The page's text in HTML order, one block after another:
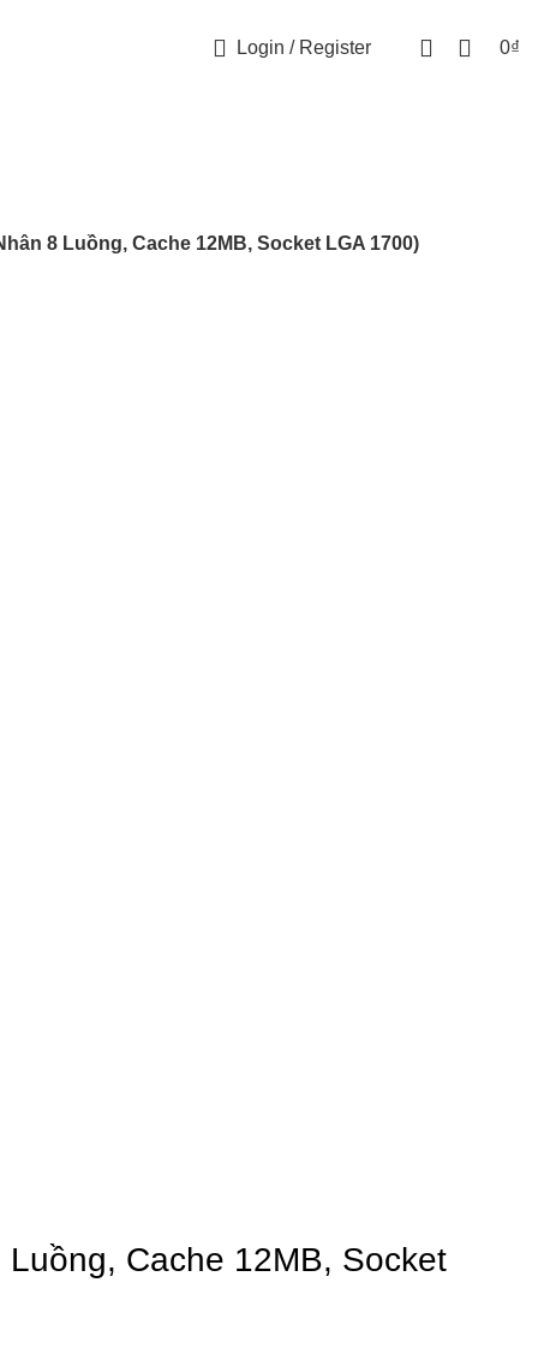
Login / Register 0₫
8 Luồng, Cache 12MB, Socket LGA 1700)
Cache 12MB, Socket